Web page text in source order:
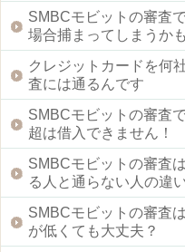
SMBCモビットの審査
場合捕まってしまうか
クレジットカードを何
査には通るんです
SMBCモビットの審査
超は借入できません！
SMBCモビットの審査
る人と通らない人の違
SMBCモビットの審査
が低くても大丈夫？